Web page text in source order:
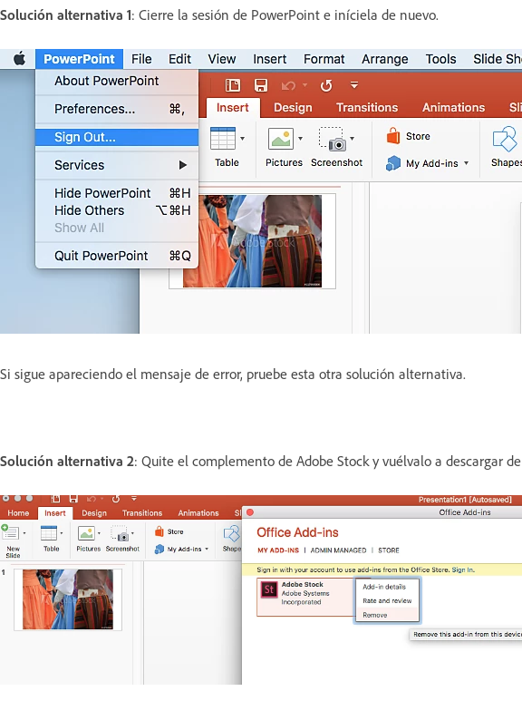
Solución alternativa 1: Cierre la sesión de PowerPoint e iníciela de nuevo.
Si sigue apareciendo el mensaje de error, pruebe esta otra solución alternativa.
Solución alternativa 2: Quite el complemento de Adobe Stock y vuélvalo a descargar de